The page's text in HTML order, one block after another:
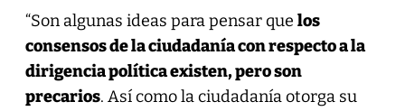
“Son algunas ideas para pensar que los
consensos de la ciudadanía con respecto a la
dirigencia política existen, pero son
precarios. Así como la ciudadanía otorga su